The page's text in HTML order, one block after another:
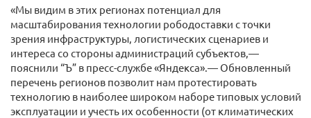
«Мы видим в этих регионах потенциал для
масштабирования технологии рободоставки с точки
зрения инфраструктуры, логистических сценариев и
интереса со стороны администраций субъектов,—
пояснили “Ъ” в пресс-службе «Яндекса».— Обновленный
перечень регионов позволит нам протестировать
технологию в наиболее широком наборе типовых условий
эксплуатации и учесть их особенности (от климатических